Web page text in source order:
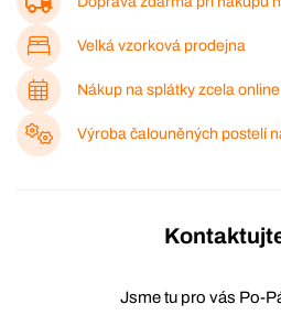
Velká vzorková prodejna
Nákup na splátky zcela
Výroba čalouněných postelí
Jsme tu pro vás Po-